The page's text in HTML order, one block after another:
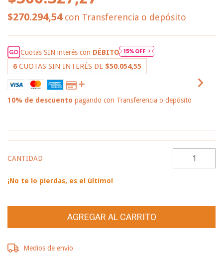
$270.294,54 con Transferencia o depósito
Cuotas SIN interés con DÉBITO
6 CUOTAS SIN INTERÉS DE $50.054,55
10% de descuento pagando con Transferencia o depósito
CANTIDAD
¡No te lo pierdas, es el último!
Entregas para el CP:
Medios de envío